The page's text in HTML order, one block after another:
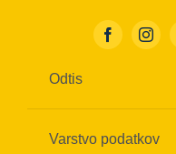
Odtis
Varstvo podatkov